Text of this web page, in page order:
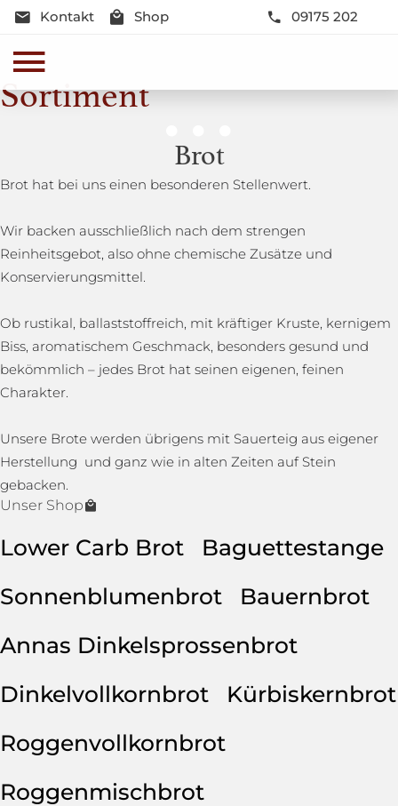
Kontakt Shop 09175 202
Sortiment
Genussmomente
Herzhaft oder süß - Beste Qualität und Frische sind
Brot
Brot hat bei uns einen besonderen Stellenwert.
Wir backen ausschließlich nach dem strengen
Reinheitsgebot, also ohne chemische Zusätze und
Konservierungsmittel.
Ob rustikal, ballaststoffreich, mit kräftiger Kruste, kernigem
Biss, aromatischem Geschmack, besonders gesund und
bekömmlich – jedes Brot hat seinen eigenen, feinen
Charakter.
Unsere Brote werden übrigens mit Sauerteig aus eigener
Herstellung und ganz wie in alten Zeiten auf Stein
gebacken.
Unser Shop
Lower Carb Brot
Baguettestange
Sonnenblumenbrot
Bauernbrot
Annas Dinkelsprossenbrot
Dinkelvollkornbrot
Kürbiskernbrot
Roggenvollkornbrot
Roggenmischbrot